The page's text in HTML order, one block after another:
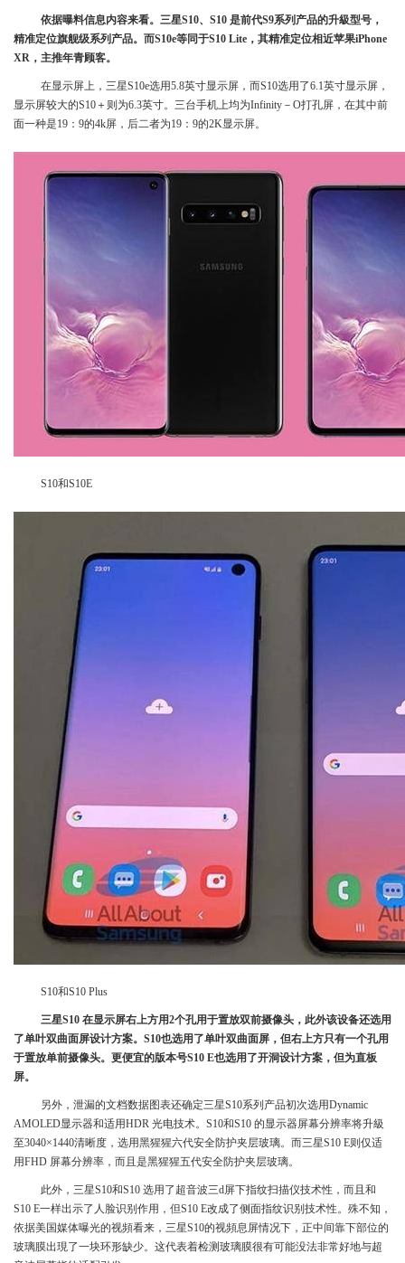
依据曝料信息内容来看。三星S10、S10 是前代S9系列产品的升級型号，
精准定位旗舰级系列产品。而S10e等同于S10 Lite，其精准定位相近苹果iPhone
XR，主推年青顾客。
在显示屏上，三星S10e选用5.8英寸显示屏，而S10选用了6.1英寸显示屏，
显示屏较大的S10＋则为6.3英寸。三台手机上均为Infinity－O打孔屏，在其中前
面一种是19：9的4k屏，后二者为19：9的2K显示屏。
S10和S10E
S10和S10 Plus
三星S10 在显示屏右上方用2个孔用于置放双前摄像头，此外该设备还选用
了单叶双曲面屏设计方案。S10也选用了单叶双曲面屏，但右上方只有一个孔用
于置放单前摄像头。更便宜的版本号S10 E也选用了开洞设计方案，但为直板
屏。
另外，泄漏的文档数据图表还确定三星S10系列产品初次选用Dynamic
AMOLED显示器和适用HDR 光电技术。S10和S10 的显示器屏幕分辨率将升級
至3040×1440清晰度，选用黑猩猩六代安全防护夹层玻璃。而三星S10 E则仅适
用FHD 屏幕分辨率，而且是黑猩猩五代安全防护夹层玻璃。
此外，三星S10和S10 选用了超音波三d屏下指纹扫描仪技术性，而且和
S10 E一样出示了人脸识别作用，但S10 E改成了侧面指纹识别技术性。殊不知，
依据美国媒体曝光的视頻看来，三星S10的视頻息屏情况下，正中间靠下部位的
玻璃膜出現了一块环形缺少。这代表着检测玻璃膜很有可能没法非常好地与超